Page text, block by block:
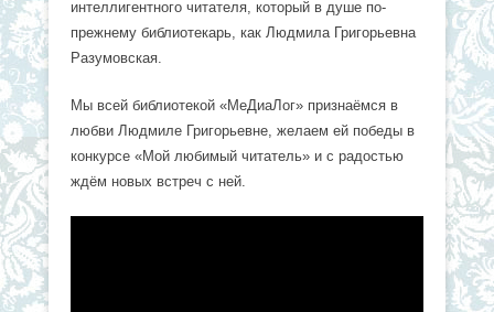
интеллигентного читателя, который в душе по-
прежнему библиотекарь, как Людмила Григорьевна
Разумовская.
Мы всей библиотекой «МеДиаЛог» признаёмся в
любви Людмиле Григорьевне, желаем ей победы в
конкурсе «Мой любимый читатель» и с радостью
ждём новых встреч с ней.